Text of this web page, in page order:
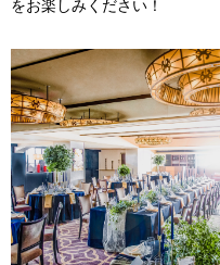
をお楽しみください！